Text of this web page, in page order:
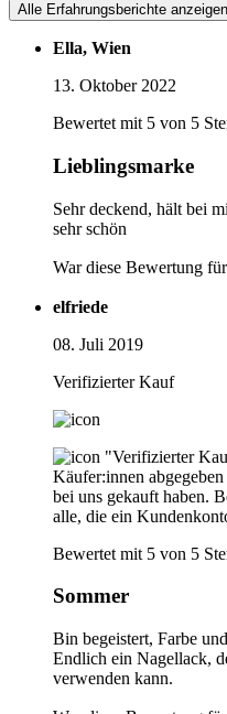
Alle Erfahrungsberichte anzeigen
Ella, Wien
13. Oktober 2022
Bewertet mit 5 von 5
Lieblingsmarke
Sehr deckend, hält bei
sehr schön
War diese Bewertung
elfriede
08. Juli 2019
Verifizierter Kauf
"Verifizierter
Käufer:innen
bei uns gekauft haben.
alle, die ein
Bewertet mit 5 von 5
Sommer
Bin begeistert, Farbe
Endlich ein Nagellack,
verwenden kann.